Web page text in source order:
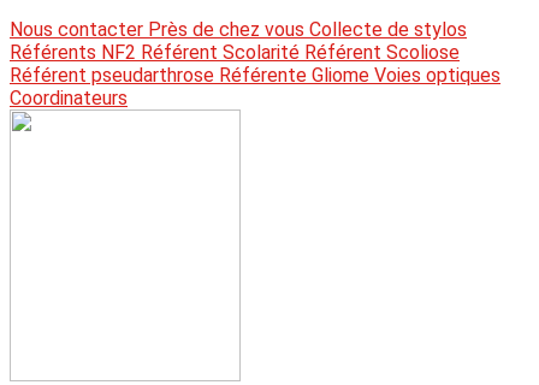
Nous contacter Près de chez vous Collecte de stylos
Référents NF2 Référent Scolarité Référent Scoliose
Référent pseudarthrose Référente Gliome Voies optiques
Coordinateurs